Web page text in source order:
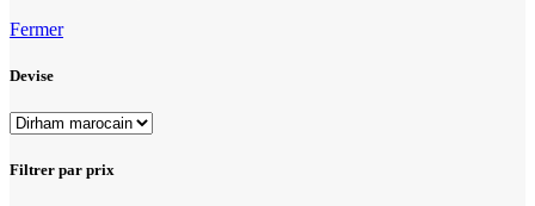
Fermer
Devise
Filtrer par prix